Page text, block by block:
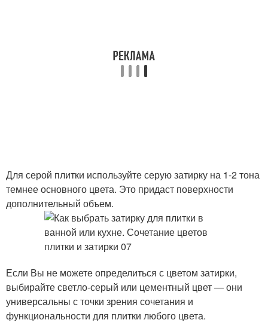
Для серой плитки используйте серую затирку на 1-2 тона
темнее основного цвета. Это придаст поверхности
дополнительный объем.
Если Вы не можете определиться с цветом затирки,
выбирайте светло-серый или цементный цвет — они
универсальны с точки зрения сочетания и
функциональности для плитки любого цвета.